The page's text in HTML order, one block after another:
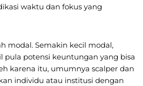
waktu dan fokus yang
modal. Semakin kecil modal,
pula potensi keuntungan yang bisa
karena itu, umumnya scalper dan
individu atau institusi dengan